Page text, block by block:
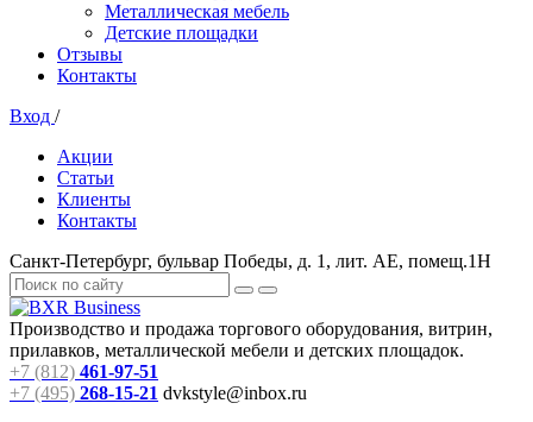
Металлическая мебель
Детские площадки
Отзывы
Контакты
Вход /
Акции
Статьи
Клиенты
Контакты
Санкт-Петербург, бульвар Победы, д. 1, лит. АЕ, помещ.1Н
Производство и продажа торгового оборудования, витрин,
прилавков, металлической мебели и детских площадок.
+7 (812) 461-97-51
+7 (495) 268-15-21 dvkstyle@inbox.ru